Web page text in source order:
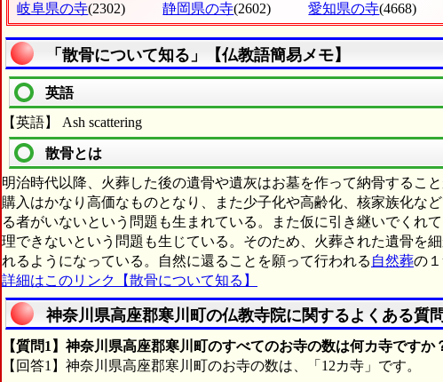
岐阜県の寺(2302) 静岡県の寺(2602) 愛知県の寺(4668)
「散骨について知る」【仏教語簡易メモ】
英語
【英語】 Ash scattering
散骨とは
明治時代以降、火葬した後の遺骨や遺灰はお墓を作って納骨するこ
購入はかなり高価なものとなり、また少子化や高齢化、核家族化な
る者がいないという問題も生まれている。また仮に引き継いでくれ
理できないという問題も生じている。そのため、火葬された遺骨を
れるようになっている。自然に還ることを願って行われる 自然葬の
詳細はこのリンク【散骨について知る】
神奈川県高座郡寒川町の仏教寺院に関するよくある質問
【質問1】神奈川県高座郡寒川町のすべてのお寺の数は何カ寺ですか
【回答1】神奈川県高座郡寒川町のお寺の数は、「12カ寺」です。